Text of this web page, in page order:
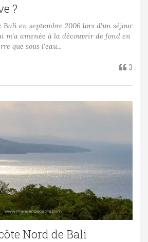
?
Bali en septembre 2006 lors d'un séjour
m'a amenée à la découvrir de fond en
que sous l'eau...
3
Nord de Bali